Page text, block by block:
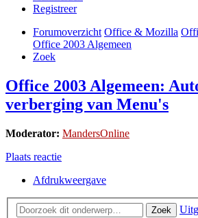
Registreer
Forumoverzicht Office & Mozilla
Office 2003 Algemeen
Zoek
Office 2003 Algemeen:
verberging van Menu's
Moderator: MandersOnline
Plaats reactie
Afdrukweergave
Zoek